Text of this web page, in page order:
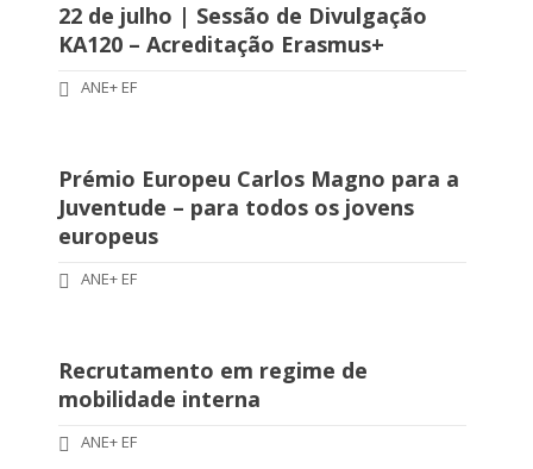
22 de julho | Sessão de Divulgação
KA120 – Acreditação Erasmus+
ANE+ EF
Prémio Europeu Carlos Magno para a
Juventude – para todos os jovens
europeus
ANE+ EF
Recrutamento em regime de
mobilidade interna
ANE+ EF